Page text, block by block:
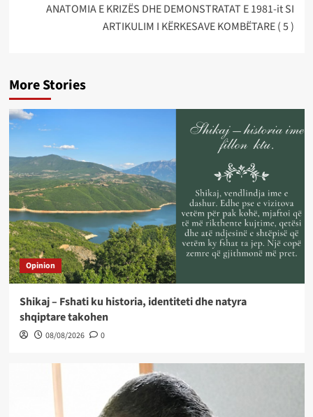
ANATOMIA E KRIZËS DHE DEMONSTRATAT E 1981-it SI
ARTIKULIM I KËRKESAVE KOMBËTARE ( 5 )
More Stories
Opinion
Shikaj – Fshati ku historia, identiteti dhe natyra
shqiptare takohen
08/08/2026 0